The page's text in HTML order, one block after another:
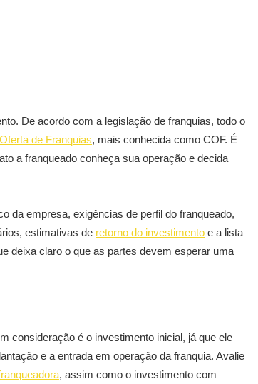
De acordo com a legislação de franquias, todo o
de Franquias, mais conhecida como COF. É
a franqueado conheça sua operação e decida
da empresa, exigências de perfil do franqueado,
estimativas de retorno do investimento e a lista
deixa claro o que as partes devem esperar uma
consideração é o investimento inicial, já que ele
e a entrada em operação da franquia. Avalie
, assim como o investimento com